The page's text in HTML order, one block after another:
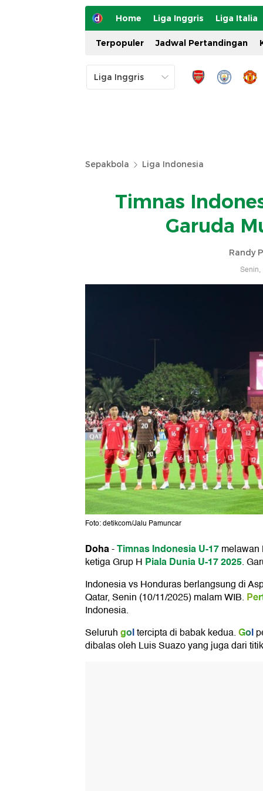
Home Liga Inggris Liga Italia
Terpopuler Jadwal Pertandingan
Sepakbola Liga Indonesia
Timnas
Garuda
Randy
Senin,
Foto: detikcom/Jalu Pamuncar
Doha-Timnas Indonesia U-17melawan
ketiga Grup H Piala Dunia U-17 2025.
Indonesia vs Honduras berlangsung di
Qatar, Senin (10/11/2025) malam WIB.
Indonesia.
Seluruhgoltercipta di babak kedua.Gol
dibalas oleh Luis Suazo yang juga dari